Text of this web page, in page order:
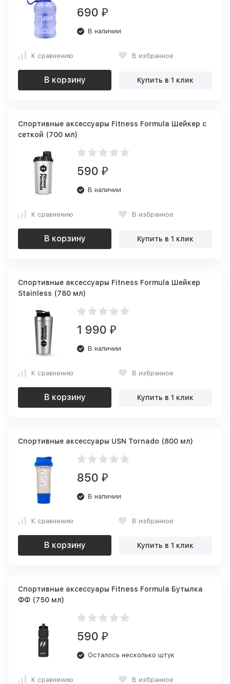
690 ₽
В наличии
К сравнению В избранное
В корзину Купить в 1 клик
Спортивные аксессуары Fitness Formula Шейкер с
сеткой (700 мл)
590 ₽
В наличии
К сравнению В избранное
В корзину Купить в 1 клик
Спортивные аксессуары Fitness Formula Шейкер
Stainless (780 мл)
1 990 ₽
В наличии
К сравнению В избранное
В корзину Купить в 1 клик
Спортивные аксессуары USN Tornado (800 мл)
850 ₽
В наличии
К сравнению В избранное
В корзину Купить в 1 клик
Спортивные аксессуары Fitness Formula Бутылка
ФФ (750 мл)
590 ₽
Осталось несколько штук
К сравнению В избранное